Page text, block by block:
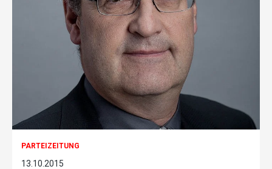
PARTEIZEITUNG
13.10.2015